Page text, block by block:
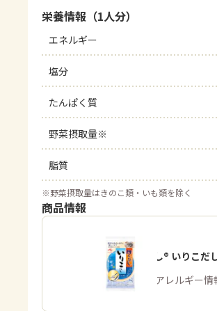
栄養情報（1人分）
エネルギー
塩分
たんぱく質
野菜摂取量※
脂質
※野菜摂取量はきのこ類・いも類を除く
商品情報
「ほんだし® いりこだし
商品・アレルギー情